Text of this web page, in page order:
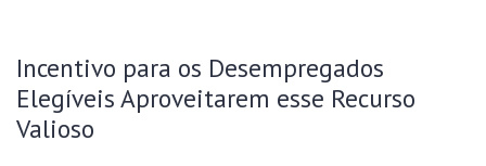
Incentivo para os Desempregados
Elegíveis Aproveitarem esse Recurso
Valioso